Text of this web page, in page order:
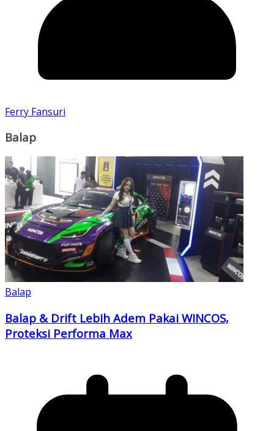
Ferry Fansuri
Balap
Balap
Balap & Drift Lebih Adem Pakai WINCOS,
Proteksi Performa Max